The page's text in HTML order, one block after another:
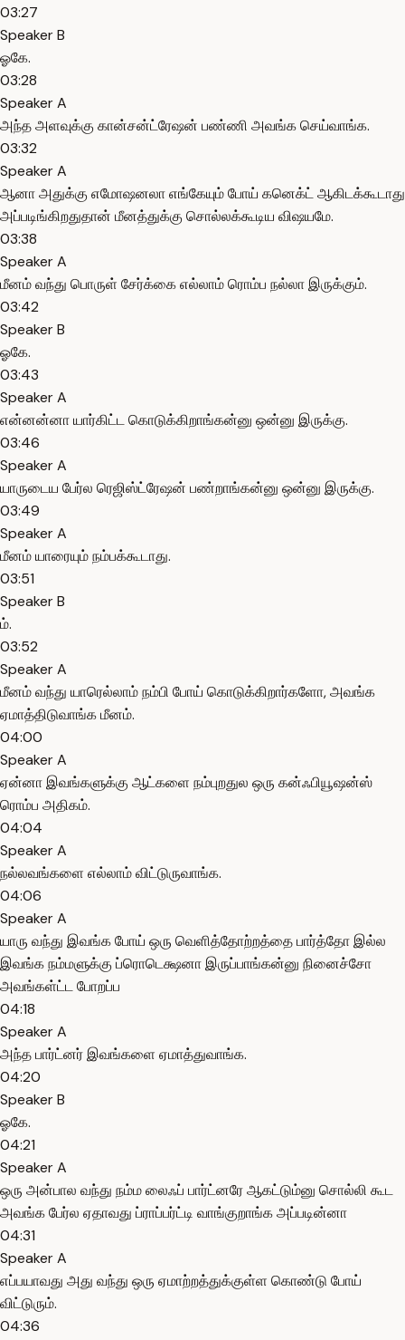
03:27
Speaker B
ஓகே.
03:28
Speaker A
அந்த அளவுக்கு கான்சன்ட்ரேஷன் பண்ணி அவங்க செய்வாங்க.
03:32
Speaker A
ஆனா அதுக்கு எமோஷனலா எங்கேயும் போய் கனெக்ட் ஆகிடக்கூடாது
அப்படிங்கிறதுதான் மீனத்துக்கு சொல்லக்கூடிய விஷயமே.
03:38
Speaker A
மீனம் வந்து பொருள் சேர்க்கை எல்லாம் ரொம்ப நல்லா இருக்கும்.
03:42
Speaker B
ஓகே.
03:43
Speaker A
என்னன்னா யார்கிட்ட கொடுக்கிறாங்கன்னு ஒன்னு இருக்கு.
03:46
Speaker A
யாருடைய பேர்ல ரெஜிஸ்ட்ரேஷன் பண்றாங்கன்னு ஒன்னு இருக்கு.
03:49
Speaker A
மீனம் யாரையும் நம்பக்கூடாது.
03:51
Speaker B
ம்.
03:52
Speaker A
மீனம் வந்து யாரெல்லாம் நம்பி போய் கொடுக்கிறார்களோ, அவங்க
ஏமாத்திடுவாங்க மீனம்.
04:00
Speaker A
ஏன்னா இவங்களுக்கு ஆட்களை நம்புறதுல ஒரு கன்ஃபியூஷன்ஸ்
ரொம்ப அதிகம்.
04:04
Speaker A
நல்லவங்களை எல்லாம் விட்டுருவாங்க.
04:06
Speaker A
யாரு வந்து இவங்க போய் ஒரு வெளித்தோற்றத்தை பார்த்தோ இல்ல
இவங்க நம்மளுக்கு ப்ரொடெக்ஷனா இருப்பாங்கன்னு நினைச்சோ
அவங்கள்ட்ட போறப்ப
04:18
Speaker A
அந்த பார்ட்னர் இவங்களை ஏமாத்துவாங்க.
04:20
Speaker B
ஓகே.
04:21
Speaker A
ஒரு அன்பால வந்து நம்ம லைஃப் பார்ட்னரே ஆகட்டும்னு சொல்லி கூட
அவங்க பேர்ல ஏதாவது ப்ராப்பர்ட்டி வாங்குறாங்க அப்படின்னா
04:31
Speaker A
எப்பயாவது அது வந்து ஒரு ஏமாற்றத்துக்குள்ள கொண்டு போய்
விட்டுரும்.
04:36